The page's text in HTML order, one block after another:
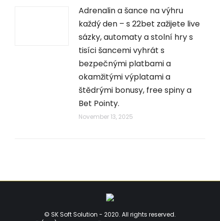
Adrenalin a šance na výhru
každý den – s 22bet zažijete live
sázky, automaty a stolní hry s
tisíci šancemi vyhrát s
bezpečnými platbami a
okamžitými výplatami a
štědrými bonusy, free spiny a
Bet Pointy.
November 13, 2025
© SK Soft Solution - 2020. All rights reserved.